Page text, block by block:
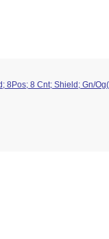
8Pos; 8 Cnt; Shield; Gn/